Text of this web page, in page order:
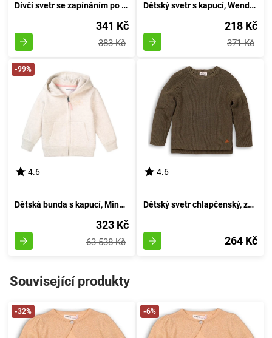
Dívčí svetr se zapínáním po celé délce, Minoti, Magical 7, pro holčičku - velikost 92/98 | 2/3 roky
341 Kč
383 Kč
Dětský svetr s kapucí, Wendee, osfb11145-2, modrá - velikost 152 | pro dvanáctiletého
218 Kč
371 Kč
-99%
4.6
Dětská bunda s kapucí, Minoti, 8GZTHRU 6, béžová - velikost 98/104 | pro věk 3-4 let
323 Kč
63 538 Kč
4.6
Dětský svetr chlapčenský, značky Minoti, model BRO 6, barva khaki - velikost 92/98 | pro věk 2-3 let
264 Kč
Související produkty
-32% -6%